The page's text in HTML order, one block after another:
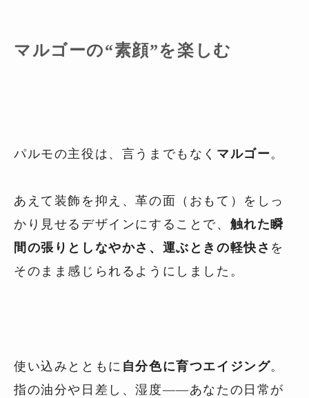
マルゴーの“素顔”を楽しむ
パルモの主役は、言うまでもなく マルゴー。
あえて装飾を抑え、革の面（おもて）をしっ
かり見せるデザインにすることで、 触れた瞬
間の張りとしなやかさ、運ぶときの軽快さ を
そのまま感じられるようにしました。
使い込みとともに 自分色に育つエイジング。
指の油分や日差し、湿度――あなたの日常が